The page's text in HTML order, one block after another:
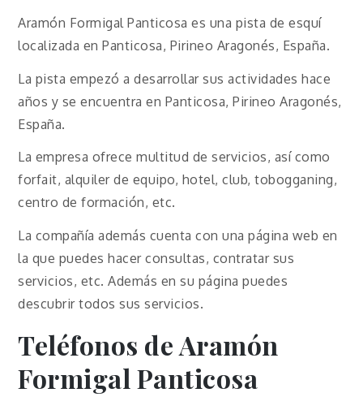
Aramón Formigal Panticosa es una pista de esquí
localizada en Panticosa, Pirineo Aragonés, España.
La pista empezó a desarrollar sus actividades hace
años y se encuentra en Panticosa, Pirineo Aragonés,
España.
La empresa ofrece multitud de servicios, así como
forfait, alquiler de equipo, hotel, club, tobogganing,
centro de formación, etc.
La compañía además cuenta con una página web en
la que puedes hacer consultas, contratar sus
servicios, etc. Además en su página puedes
descubrir todos sus servicios.
Teléfonos de Aramón
Formigal Panticosa